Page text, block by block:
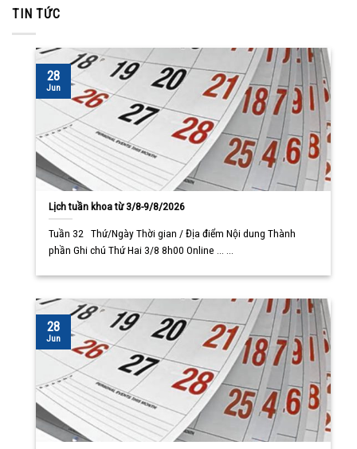
TIN TỨC
Lịch tuần khoa từ 3/8-9/8/2026
Tuần 32 Thứ/Ngày Thời gian / Địa điểm Nội dung Thành
phần Ghi chú Thứ Hai 3/8 8h00 Online ... ...
28
Jun
28
Jun